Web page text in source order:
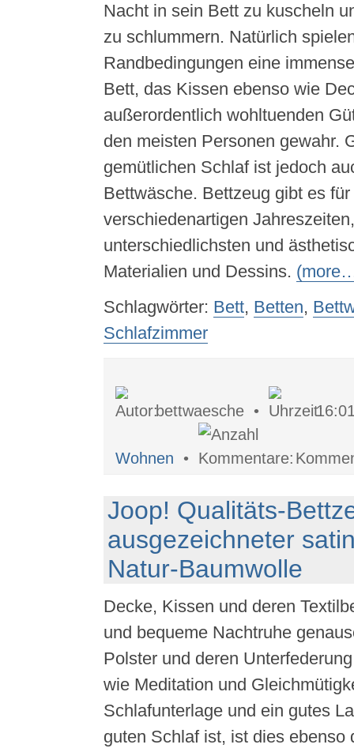
Nacht in sein Bett zu kuscheln
zu schlummern. Natürlich
Randbedingungen eine
Bett, das Kissen ebenso wie
außerordentlich wohltuenden
den meisten Personen gewahr.
gemütlichen Schlaf ist jedoch
Bettwäsche. Bettzeug gibt es für
verschiedenartigen
unterschiedlichsten und
Materialien und Dessins.
Schlagwörter: Bett, Betten,
Schlafzimmer
bettwaesche •
Wohnen •
Joop! Qualitäts-
ausgezeichneter
Natur-Baumwolle
Decke, Kissen und deren
und bequeme Nachtruhe
Polster und deren
wie Meditation und
Schlafunterlage und ein gutes
guten Schlaf ist, ist dies ebenso